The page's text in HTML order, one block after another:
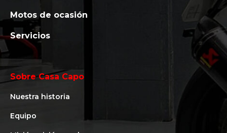
Motos de ocasión
Servicios
Sobre Casa Capo
Nuestra historia
Equipo